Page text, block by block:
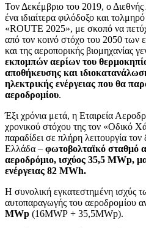
Τον Δεκέμβριο του 2019, ο
ένα ιδιαίτερα φιλόδοξο και
«ROUTE 2025», με σκοπό να
από τον κοινό στόχο του 2050
και της αεροπορικής βιομηχανίας
εκπομπών αερίων του
αποθήκευσης και
ηλεκτρικής ενέργειας που θα
αεροδρομίου.
Έξι χρόνια μετά, η Εταιρεία
χρονικού στόχου της τον «Οδικό
παραδίδει σε πλήρη λειτουργία τον
Ελλάδα – φωτοβολταϊκό σταθμό
αεροδρόμιο, ισχύος 35,5 MWp,
ενέργειας 82 MWh.
Η συνολική εγκατεστημένη ισχύς
αυτοπαραγωγής του αεροδρομίου
MWp (16MWP + 35,5MWp).